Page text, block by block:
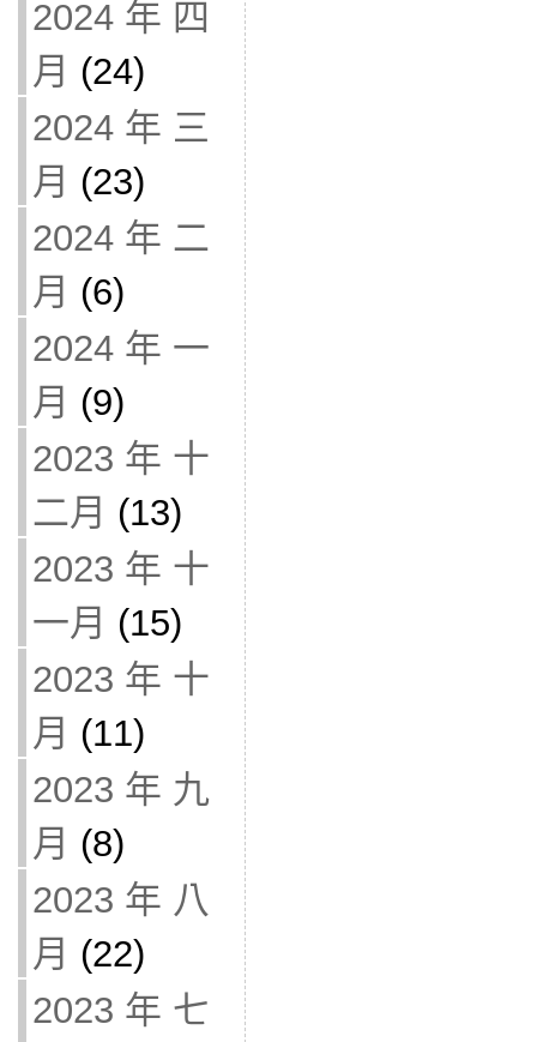
2024 年 四
月 (24)
2024 年 三
月 (23)
2024 年 二
月 (6)
2024 年 一
月 (9)
2023 年 十
二月 (13)
2023 年 十
一月 (15)
2023 年 十
月 (11)
2023 年 九
月 (8)
2023 年 八
月 (22)
2023 年 七